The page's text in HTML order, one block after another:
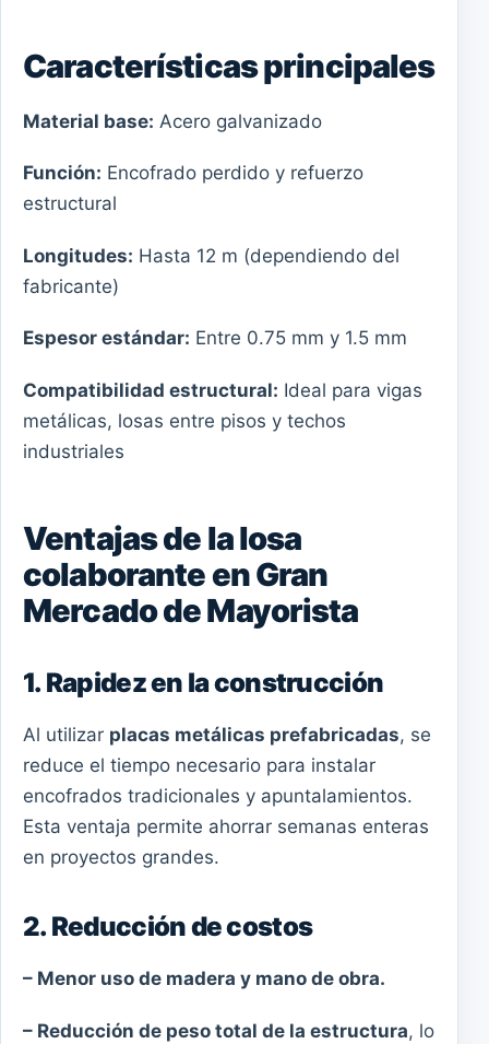
Características principales
Material base: Acero galvanizado
Función: Encofrado perdido y refuerzo
estructural
Longitudes: Hasta 12 m (dependiendo del
fabricante)
Espesor estándar: Entre 0.75 mm y 1.5 mm
Compatibilidad estructural: Ideal para vigas
metálicas, losas entre pisos y techos
industriales
Ventajas de la losa
colaborante en Gran
Mercado de Mayorista
1. Rapidez en la construcción
Al utilizar placas metálicas prefabricadas, se
reduce el tiempo necesario para instalar
encofrados tradicionales y apuntalamientos.
Esta ventaja permite ahorrar semanas enteras
en proyectos grandes.
2. Reducción de costos
– Menor uso de madera y mano de obra.
– Reducción de peso total de la estructura, lo